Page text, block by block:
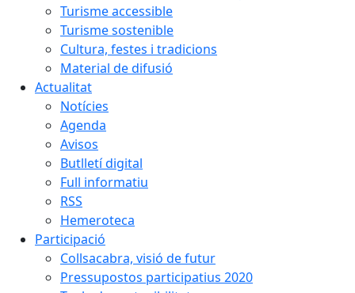
Turisme accessible
Turisme sostenible
Cultura, festes i tradicions
Material de difusió
Actualitat
Notícies
Agenda
Avisos
Butlletí digital
Full informatiu
RSS
Hemeroteca
Participació
Collsacabra, visió de futur
Pressupostos participatius 2020